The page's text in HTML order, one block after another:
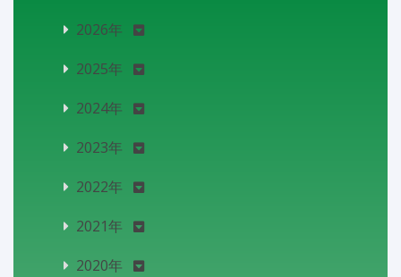
2026年
2025年
2024年
2023年
2022年
2021年
2020年